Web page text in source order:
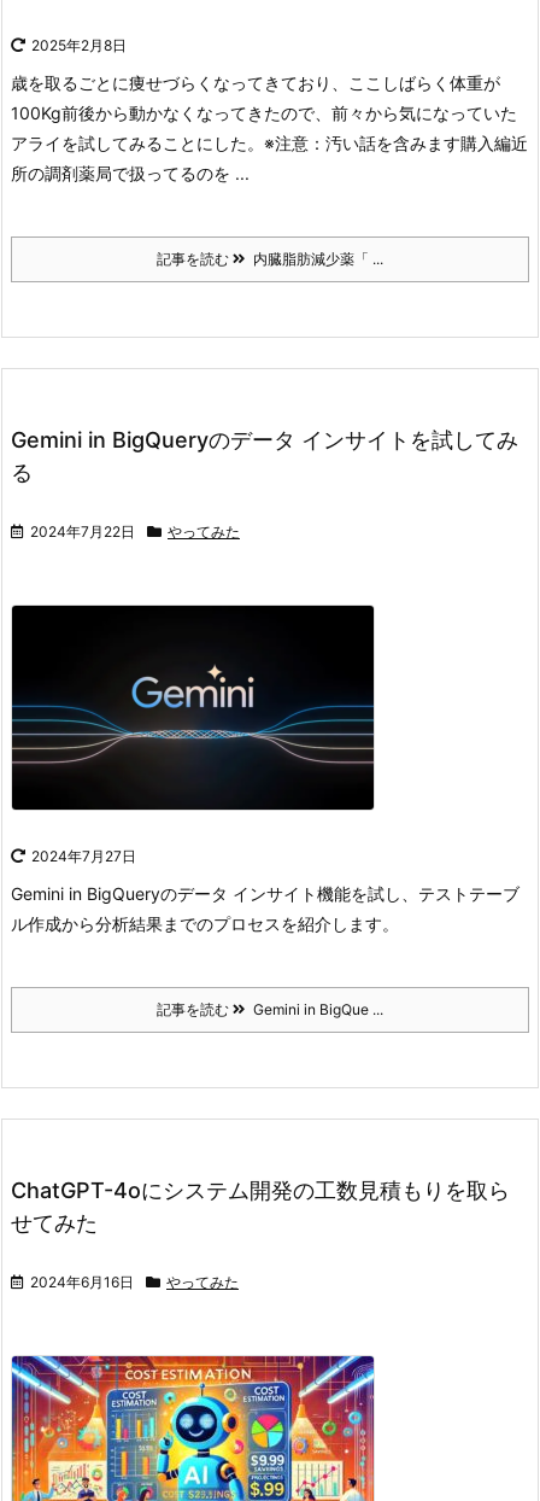
2025年2月8日
歳を取るごとに痩せづらくなってきており、ここしばらく体重が
100Kg前後から動かなくなってきたので、前々から気になっていた
アライを試してみることにした。 ※注意：汚い話を含みます購入編近
所の調剤薬局で扱ってるのを ...
記事を読む 内臓脂肪減少薬「 ...
Gemini in BigQueryのデータ インサイトを試してみ
る
2024年7月22日 やってみた
2024年7月27日
Gemini in BigQueryのデータ インサイト機能を試し、テストテーブ
ル作成から分析結果までのプロセスを紹介します。
記事を読む Gemini in BigQue ...
ChatGPT-4oにシステム開発の工数見積もりを取ら
せてみた
2024年6月16日 やってみた